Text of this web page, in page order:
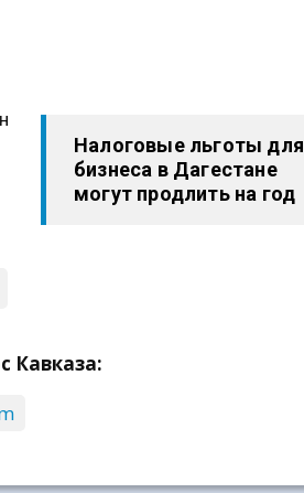
Налоговые льготы для
бизнеса в Дагестане
могут продлить на год
Кавказа: